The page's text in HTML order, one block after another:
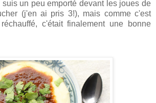
un peu emporté devant les joues de
(j'en ai pris 3!), mais comme c'est
c'était finalement une bonne